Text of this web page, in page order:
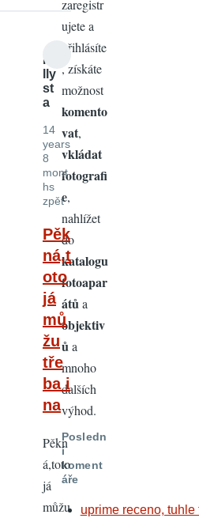
ke
lly
st
a
14
years
8
mont
hs
zpět
Pěk
ná,t
oto
já
mů
žu
tře
ba i
na
Pěkn
á,toto
já
můžu
zaregistr
ujete a
přihlásíte
, získáte
možnost
komento
vat,
vkládat
fotografi
e,
nahlížet
do
katalogu
fotoapar
átů a
objektiv
ů a
mnoho
dalších
výhod.
Posledn
í
koment
áře
uprime receno, tuhle